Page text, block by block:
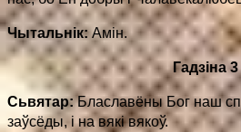
Чытальнік:Амін.
Гадзіна 3
Сьвятар:Блаславёны Бог наш
заўсёды, і на вякі вякоў.